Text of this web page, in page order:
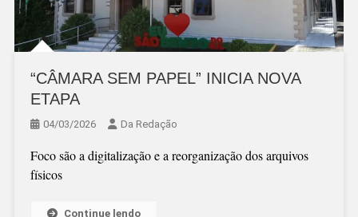
“CÂMARA SEM PAPEL” INICIA NOVA
ETAPA
04/03/2026 Da Redação
Foco são a digitalização e a reorganização dos arquivos
físicos
Continue lendo